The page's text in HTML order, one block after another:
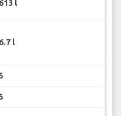
613 l
6.7 l